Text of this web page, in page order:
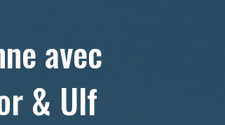
avec
& Ulf